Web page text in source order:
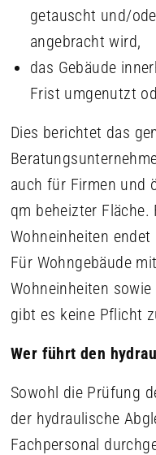
getauscht und/
angebracht wird,
das Gebäude
Frist umgenutzt
Dies berichtet das
auch für Firmen und
qm beheizter Fläche.
Wohneinheiten
Für Wohngebäude
Wohneinheiten
gibt es keine Pflicht
Wer führt den
Sowohl die Prüfung
der hydraulische
Fachpersonal